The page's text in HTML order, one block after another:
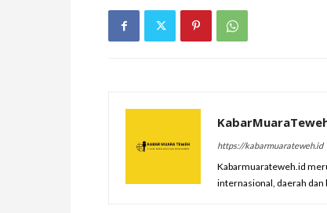
https://kabarmuarateweh.id
Kabarmuarateweh.id
internasional, daerah dan